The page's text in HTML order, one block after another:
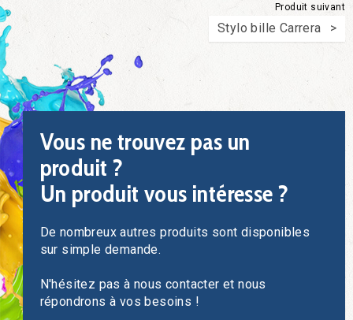
Produit suivant
Stylo bille Carrera
Vous ne trouvez pas un
produit ?
Un produit vous intéresse ?
De nombreux autres produits sont disponibles
sur simple demande.
N'hésitez pas à nous contacter et nous
répondrons à vos besoins !